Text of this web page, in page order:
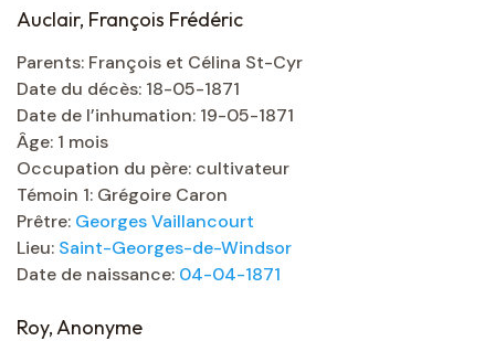
Auclair, François Frédéric
Parents: François et Célina St-Cyr
Date du décès: 18-05-1871
Date de l’inhumation: 19-05-1871
Âge: 1 mois
Occupation du père: cultivateur
Témoin 1: Grégoire Caron
Prêtre: Georges Vaillancourt
Lieu: Saint-Georges-de-Windsor
Date de naissance: 04-04-1871
Roy, Anonyme